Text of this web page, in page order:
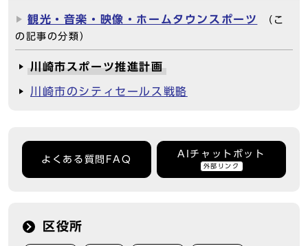
観光・音楽・映像・ホームタウンスポーツ
（こ
の記事の分類）
川崎市スポーツ推進計画
川崎市のシティセールス戦略
よくある質問FAQ
AIチャットボット
外部リンク
区役所